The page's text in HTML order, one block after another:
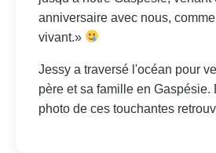
anniversaire avec nous,
vivant.»
Jessy a traversé l'océan pour
père et sa famille en Gaspésie.
photo de ces touchantes